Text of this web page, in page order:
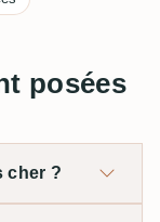
posées
cher ?